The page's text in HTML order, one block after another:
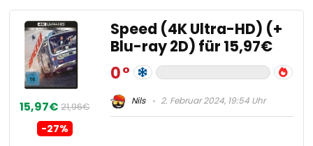
15,97€ 21,96€
-27%
Speed (4K Ultra-HD) (+
Blu-ray 2D) für 15,97€
0
Nils 2. Februar 2024, 19:54 Uhr